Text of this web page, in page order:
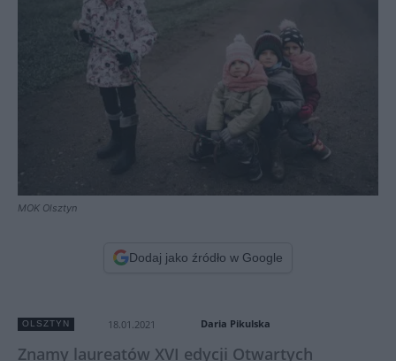
MOK Olsztyn
Dodaj jako źródło w Google
OLSZTYN 18.01.2021 Daria Pikulska
Znamy laureatów XVI edycji Otwartych